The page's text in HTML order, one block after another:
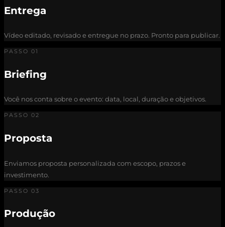
Entrega
Vídeo editado, revisado e entregue no prazo. Pronto para publicar.
PASSO 01
Briefing
Você nos conta sobre o evento: data, local, duração e objetivos.
PASSO 02
Proposta
Enviamos proposta personalizada com escopo, prazos e
investimento.
PASSO 03
Produção